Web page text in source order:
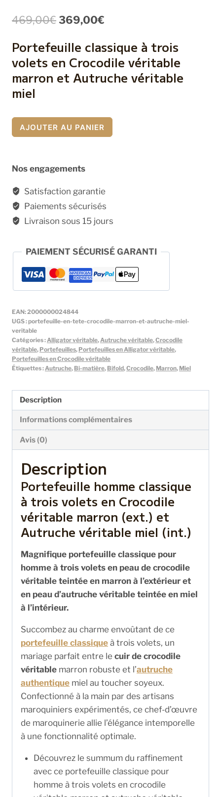
469,00€Le
initial
était :
469,00€.
369,00€
actuel
est :
369,00€.
Portefeuille classique à trois
volets en Crocodile véritable
marron et Autruche véritable
miel
quantité
de
en
Crocodile
Marron
Véritable
et
AJOUTER AU PANIER
Nos engagements
Satisfaction garantie
Paiements sécurisés
Livraison sous 15 jours
PAIEMENT SÉCURISÉ GARANTI
EAN:2000000024844
UGS :portefeuille-en-tete-crocodile-marron-et-autruche-miel-
veritable
Catégories : Alligator véritable, Autruche véritable,Crocodile
véritable, Portefeuilles, Portefeuilles en Alligator véritable,
Portefeuilles en Crocodile véritable
Étiquettes : Autruche, Bi-matière, Bifold,Crocodile, Marron, Miel
Description
Informations complémentaires
Avis (0)
Description
Portefeuille homme classique
à trois volets en Crocodile
véritable marron (ext.) et
Autruche véritable miel (int.)
Magnifique portefeuille classique pour
homme à trois volets en peau de crocodile
véritable teintée en marron à l’extérieur et
en peau d’autruche véritable teintée en miel
à l’intérieur.
Succombez au charme envoûtant de ce
portefeuille classique à trois volets, un
mariage parfait entre le cuir de crocodile
véritable marron robuste et l’autruche
authentique miel au toucher soyeux.
Confectionné à la main par des artisans
maroquiniers expérimentés, ce chef-d’œuvre
de maroquinerie allie l’élégance intemporelle
à une fonctionnalité optimale.
Découvrez le summum du raffinement
avec ce portefeuille classique pour
homme à trois volets en crocodile